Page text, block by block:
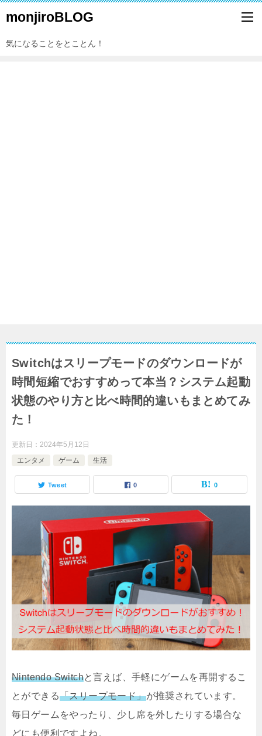
monjiroBLOG
気になることをとことん！
Switchはスリープモードのダウンロードが
時間短縮でおすすめって本当？システム起動
状態のやり方と比べ時間的違いもまとめてみ
た！
更新日： 2024年5月12日
エンタメ
ゲーム 生活
Tweet 0 0
Nintendo Switchと言えば、手軽にゲームを再開するこ
とができる「スリープモード」が推奨されています。
毎日ゲームをやったり、少し席を外したりする場合な
どにも便利ですよね。